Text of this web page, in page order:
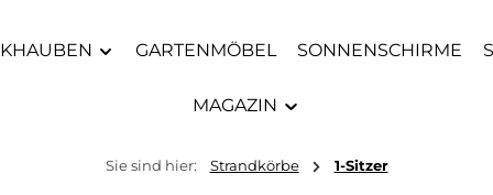
GARTENMÖBEL SONNENSCHIRME
MAGAZIN
Sie sind hier: Strandkörbe 1-Sitzer